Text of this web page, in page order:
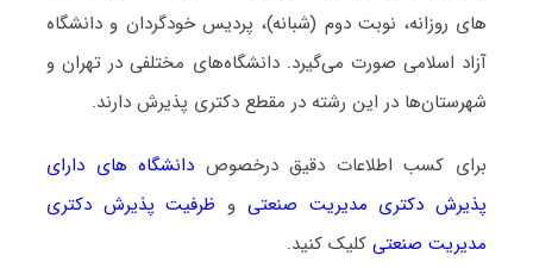
های روزانه، نوبت دوم (شبانه)، پردیس خودگردان و دانشگاه
آزاد اسلامی صورت می‌گیرد. دانشگاه‌های مختلفی در تهران و
شهرستان‌ها در این رشته در مقطع دکتری پذیرش دارند.
برای کسب اطلاعات دقیق درخصوص دانشگاه های دارای
پذیرش دکتری ﻣﺪﻳﺮﻳﺖ صنعتی و ظرفیت پذیرش دکتری
ﻣﺪﻳﺮﻳﺖ صنعتیکلیک کنید.